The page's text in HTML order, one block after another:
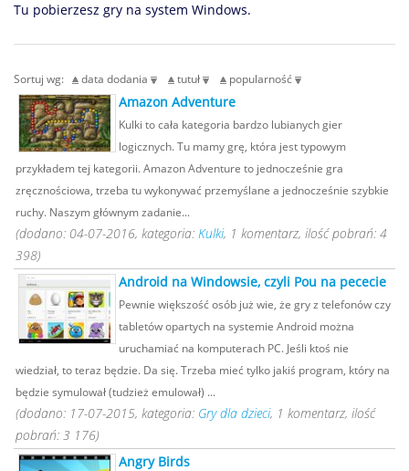
Tu pobierzesz gry na system Windows.
Sortuj wg: data dodania tutuł popularność
Amazon Adventure
Kulki to cała kategoria bardzo lubianych gier
logicznych. Tu mamy grę, która jest typowym
przykładem tej kategorii. Amazon Adventure to jednocześnie gra
zręcznościowa, trzeba tu wykonywać przemyślane a jednocześnie szybkie
ruchy. Naszym głównym zadanie...
(dodano: 04-07-2016, kategoria: Kulki, 1 komentarz, ilość pobrań: 4
398)
Android na Windowsie, czyli Pou na pececie
Pewnie większość osób już wie, że gry z telefonów czy
tabletów opartych na systemie Android można
uruchamiać na komputerach PC. Jeśli ktoś nie
wiedział, to teraz będzie. Da się. Trzeba mieć tylko jakiś program, który na
będzie symulował (tudzież emulował) ...
(dodano: 17-07-2015, kategoria: Gry dla dzieci, 1 komentarz, ilość
pobrań: 3 176)
Angry Birds